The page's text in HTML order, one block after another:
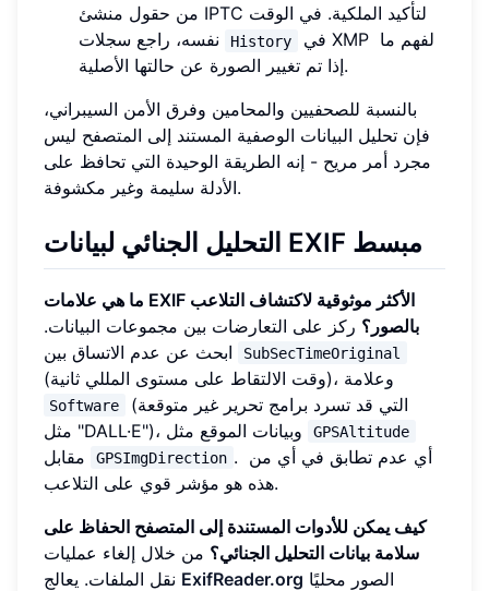
من حقول منشئ IPTC لتأكيد الملكية. في الوقت
History
إذا تم تغيير الصورة عن حالتها الأصلية.
بالنسبة للصحفيين والمحامين وفرق الأمن السيبراني،
فإن تحليل البيانات الوصفية المستند إلى المتصفح ليس
مجرد أمر مريح - إنه الطريقة الوحيدة التي تحافظ على
الأدلة سليمة وغير مكشوفة.
التحليل الجنائي لبيانات EXIF مبسط
ما هي علامات EXIF الأكثر موثوقية لاكتشاف التلاعب
بالصور؟ ركز على التعارضات بين مجموعات البيانات.
SubSecTimeOriginal
(وقت الالتقاط على مستوى المللي ثانية)، وعلامة
Software
(التي قد تسرد برامج تحرير غير متوقعة
GPSAltitude
GPSImgDirection . أي عدم تطابق في أي من
هذه هو مؤشر قوي على التلاعب.
كيف يمكن للأدوات المستندة إلى المتصفح الحفاظ على
سلامة بيانات التحليل الجنائي؟ من خلال إلغاء عمليات
ExifReader.org